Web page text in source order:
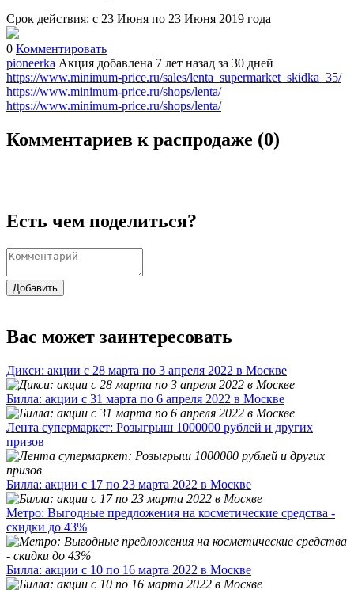
Срок действия: с 23 Июня по 23 Июня 2019 года
0 Комментировать
pioneerka Акция добавлена 7 лет назад за 30 дней
https://www.minimum-price.ru/sales/lenta_supermarket_skidka_35/
https://www.minimum-price.ru/shops/lenta/
https://www.minimum-price.ru/shops/lenta/
Комментариев к распродаже (0)
Есть чем поделиться?
Добавить
Вас может заинтересовать
Дикси: акции с 28 марта по 3 апреля 2022 в Москве
Билла: акции с 31 марта по 6 апреля 2022 в Москве
Лента супермаркет: Розыгрыш 1000000 рублей и других
призов
Билла: акции с 17 по 23 марта 2022 в Москве
Метро: Выгодные предложения на косметические средства -
скидки до 43%
Билла: акции с 10 по 16 марта 2022 в Москве